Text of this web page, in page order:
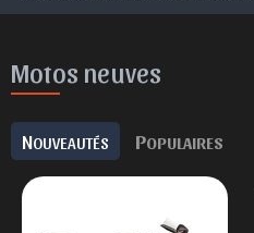
Motos neuves
NOUVEAUTÉS POPULAIRES